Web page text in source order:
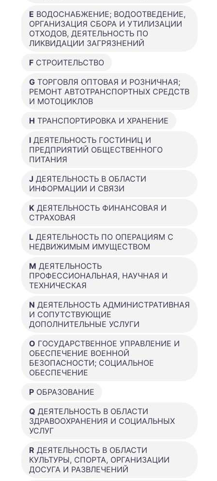
E ВОДОСНАБЖЕНИЕ; ВОДООТВЕДЕНИЕ,
ОРГАНИЗАЦИЯ СБОРА И УТИЛИЗАЦИИ
ОТХОДОВ, ДЕЯТЕЛЬНОСТЬ ПО
ЛИКВИДАЦИИ ЗАГРЯЗНЕНИЙ
F СТРОИТЕЛЬСТВО
G ТОРГОВЛЯ ОПТОВАЯ И РОЗНИЧНАЯ;
РЕМОНТ АВТОТРАНСПОРТНЫХ СРЕДСТВ
И МОТОЦИКЛОВ
H ТРАНСПОРТИРОВКА И ХРАНЕНИЕ
I ДЕЯТЕЛЬНОСТЬ ГОСТИНИЦ И
ПРЕДПРИЯТИЙ ОБЩЕСТВЕННОГО
ПИТАНИЯ
J ДЕЯТЕЛЬНОСТЬ В ОБЛАСТИ
ИНФОРМАЦИИ И СВЯЗИ
K ДЕЯТЕЛЬНОСТЬ ФИНАНСОВАЯ И
СТРАХОВАЯ
L ДЕЯТЕЛЬНОСТЬ ПО ОПЕРАЦИЯМ С
НЕДВИЖИМЫМ ИМУЩЕСТВОМ
M ДЕЯТЕЛЬНОСТЬ
ПРОФЕССИОНАЛЬНАЯ, НАУЧНАЯ И
ТЕХНИЧЕСКАЯ
N ДЕЯТЕЛЬНОСТЬ АДМИНИСТРАТИВНАЯ
И СОПУТСТВУЮЩИЕ
ДОПОЛНИТЕЛЬНЫЕ УСЛУГИ
O ГОСУДАРСТВЕННОЕ УПРАВЛЕНИЕ И
ОБЕСПЕЧЕНИЕ ВОЕННОЙ
БЕЗОПАСНОСТИ; СОЦИАЛЬНОЕ
ОБЕСПЕЧЕНИЕ
P ОБРАЗОВАНИЕ
Q ДЕЯТЕЛЬНОСТЬ В ОБЛАСТИ
ЗДРАВООХРАНЕНИЯ И СОЦИАЛЬНЫХ
УСЛУГ
R ДЕЯТЕЛЬНОСТЬ В ОБЛАСТИ
КУЛЬТУРЫ, СПОРТА, ОРГАНИЗАЦИИ
ДОСУГА И РАЗВЛЕЧЕНИЙ